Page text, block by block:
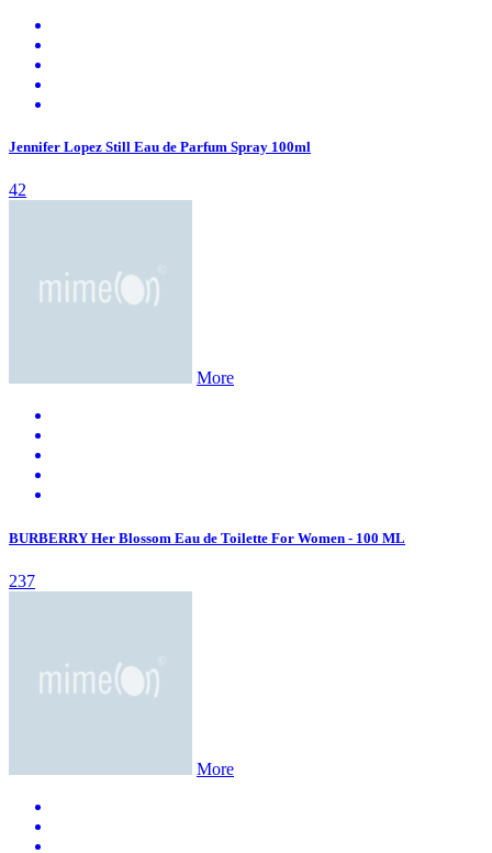
Jennifer Lopez Still Eau de Parfum Spray 100ml
42
More
BURBERRY Her Blossom Eau de Toilette For Women - 100 ML
237
More